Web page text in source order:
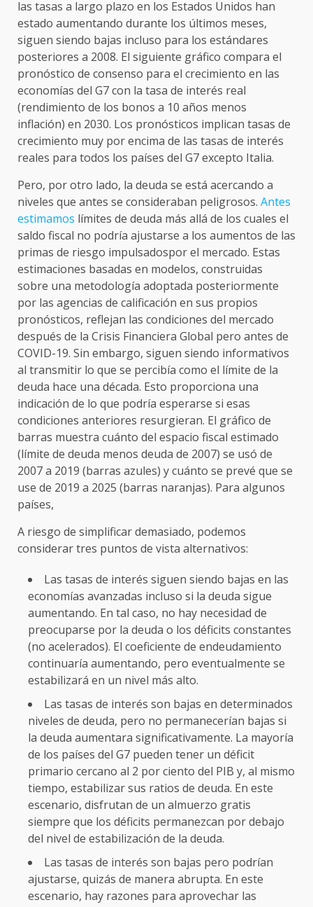
las tasas a largo plazo en los Estados Unidos han
estado aumentando durante los últimos meses,
siguen siendo bajas incluso para los estándares
posteriores a 2008. El siguiente gráfico compara el
pronóstico de consenso para el crecimiento en las
economías del G7 con la tasa de interés real
(rendimiento de los bonos a 10 años menos
inflación) en 2030. Los pronósticos implican tasas de
crecimiento muy por encima de las tasas de interés
reales para todos los países del G7 excepto Italia.
Pero, por otro lado, la deuda se está acercando a
niveles que antes se consideraban peligrosos. Antes
estimamos límites de deuda más allá de los cuales el
saldo fiscal no podría ajustarse a los aumentos de las
primas de riesgo impulsados ​​por el mercado. Estas
estimaciones basadas en modelos, construidas
sobre una metodología adoptada posteriormente
por las agencias de calificación en sus propios
pronósticos, reflejan las condiciones del mercado
después de la Crisis Financiera Global pero antes de
COVID-19. Sin embargo, siguen siendo informativos
al transmitir lo que se percibía como el límite de la
deuda hace una década. Esto proporciona una
indicación de lo que podría esperarse si esas
condiciones anteriores resurgieran. El gráfico de
barras muestra cuánto del espacio fiscal estimado
(límite de deuda menos deuda de 2007) se usó de
2007 a 2019 (barras azules) y cuánto se prevé que se
use de 2019 a 2025 (barras naranjas). Para algunos
países,
A riesgo de simplificar demasiado, podemos
considerar tres puntos de vista alternativos:
Las tasas de interés siguen siendo bajas en las
economías avanzadas incluso si la deuda sigue
aumentando. En tal caso, no hay necesidad de
preocuparse por la deuda o los déficits constantes
(no acelerados). El coeficiente de endeudamiento
continuaría aumentando, pero eventualmente se
estabilizará en un nivel más alto.
Las tasas de interés son bajas en determinados
niveles de deuda, pero no permanecerían bajas si
la deuda aumentara significativamente. La mayoría
de los países del G7 pueden tener un déficit
primario cercano al 2 por ciento del PIB y, al mismo
tiempo, estabilizar sus ratios de deuda. En este
escenario, disfrutan de un almuerzo gratis
siempre que los déficits permanezcan por debajo
del nivel de estabilización de la deuda.
Las tasas de interés son bajas pero podrían
ajustarse, quizás de manera abrupta. En este
escenario, hay razones para aprovechar las